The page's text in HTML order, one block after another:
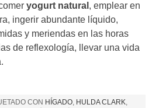
yogurt natural , emplear en
ingerir abundante líquido,
y meriendas en las horas
de reflexología, llevar una vida
CON HÍGADO, HULDA CLARK,